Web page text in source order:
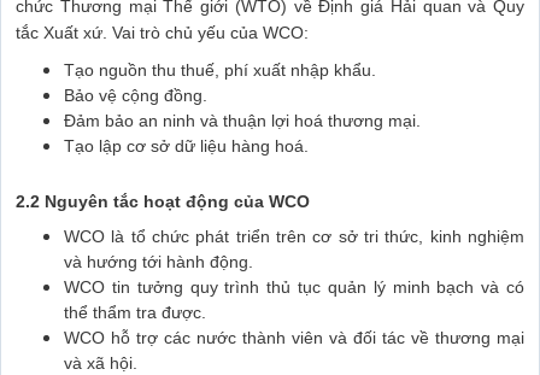
chức Thương mại Thế giới (WTO) về Định giá Hải quan và Quy
tắc Xuất xứ. Vai trò chủ yếu của WCO:
Tạo nguồn thu thuế, phí xuất nhập khẩu.
Bảo vệ cộng đồng.
Đảm bảo an ninh và thuận lợi hoá thương mại.
Tạo lập cơ sở dữ liệu hàng hoá.
2.2 Nguyên tắc hoạt động của WCO
WCO là tổ chức phát triển trên cơ sở tri thức, kinh nghiệm
và hướng tới hành động.
WCO tin tưởng quy trình thủ tục quản lý minh bạch và có
thể thẩm tra được.
WCO hỗ trợ các nước thành viên và đối tác về thương mại
và xã hội.